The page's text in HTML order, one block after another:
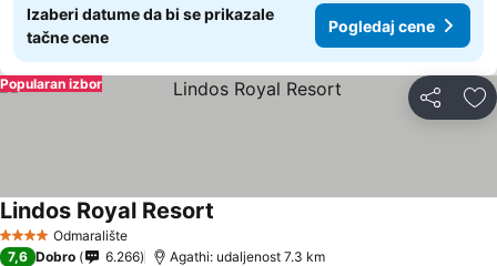
Izaberi datume da bi se prikazale
tačne cene
Pogledaj cene
Deli
Popularan izbor
4 ZvezdiceOdmaralište
Lindos Royal Resort
7,6 Dobro 6.266 Agathi: udaljenost 7.3 km